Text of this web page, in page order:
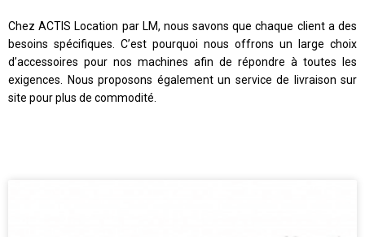
Chez ACTIS Location par LM, nous savons que chaque client a des
besoins spécifiques. C’est pourquoi nous offrons un large choix
d’accessoires pour nos machines afin de répondre à toutes les
exigences. Nous proposons également un service de livraison sur
site pour plus de commodité.